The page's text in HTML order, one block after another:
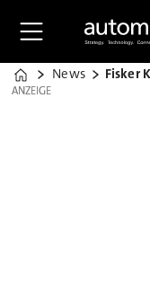
Home
News Fisker
ANZEIGE
ANZEIGE